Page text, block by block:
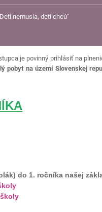
nemusia, deti chcú"
je povinný prihlásiť na
pobyt na území Slovenskej
do 1. ročníka našej